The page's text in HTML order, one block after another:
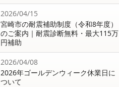
2026/04/15
宮崎市の耐震補助制度（令和8年度）
のご案内｜耐震診断無料・最大115万
円補助
2026/04/08
2026年ゴールデンウィーク休業日に
ついて